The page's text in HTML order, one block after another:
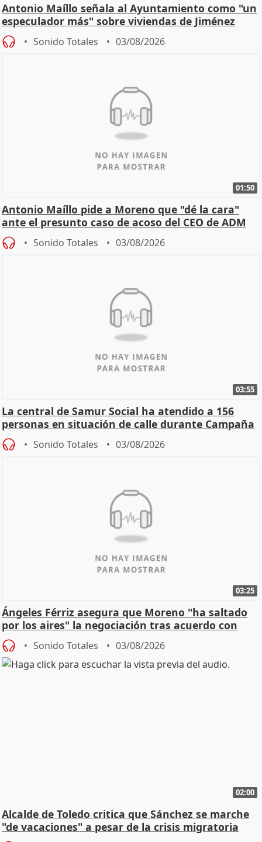
Antonio Maíllo señala al Ayuntamiento como "un
especulador más" sobre viviendas de Jiménez
Becerril
Sonido Totales 03/08/2026
01:50
Antonio Maíllo pide a Moreno que "dé la cara"
ante el presunto caso de acoso del CEO de ADM
Sonido Totales 03/08/2026
03:55
La central de Samur Social ha atendido a 156
personas en situación de calle durante Campaña
de Calor
Sonido Totales 03/08/2026
03:25
Ángeles Férriz asegura que Moreno "ha saltado
por los aires" la negociación tras acuerdo con
SMA
Sonido Totales 03/08/2026
02:00
Alcalde de Toledo critica que Sánchez se marche
"de vacaciones" a pesar de la crisis migratoria